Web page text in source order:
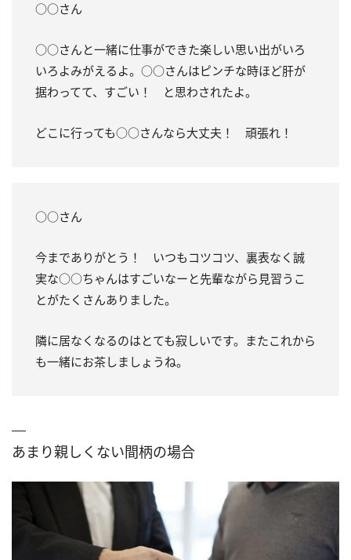
○○さん
○○さんと一緒に仕事ができた楽しい思い出がいろ
いろよみがえるよ。○○さんはピンチな時ほど肝が
据わってて、すごい！ と思わされたよ。
どこに行っても○○さんなら大丈夫！ 頑張れ！
○○さん
今までありがとう！ いつもコツコツ、裏表なく誠
実な○○ちゃんはすごいなーと先輩ながら見習うこ
とがたくさんありました。
隣に居なくなるのはとても寂しいです。またこれから
も一緒にお茶しましょうね。
あまり親しくない間柄の場合